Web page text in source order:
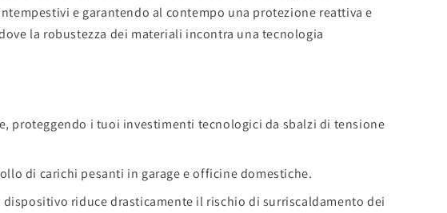
e garantendo al contempo una protezione reattiva e
la robustezza dei materiali incontra una tecnologia
proteggendo i tuoi investimenti tecnologici da sbalzi di tensione
di carichi pesanti in garage e officine domestiche.
riduce drasticamente il rischio di surriscaldamento dei